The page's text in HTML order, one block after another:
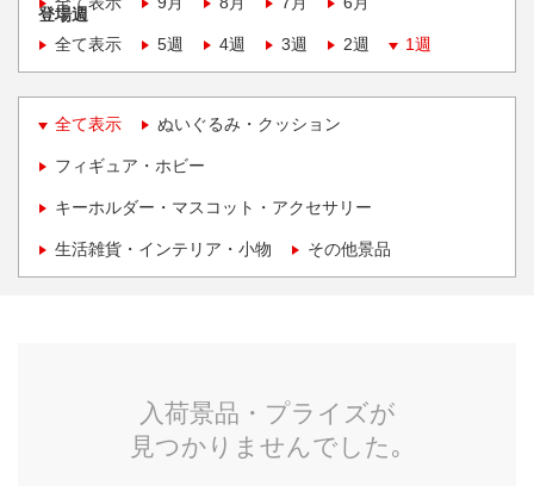
登場週
全て表示
5週 4週 3週 2週 1週
全て表示 ぬいぐるみ・クッション
フィギュア・ホビー
キーホルダー・マスコット・アクセサリー
生活雑貨・インテリア・小物 その他景品